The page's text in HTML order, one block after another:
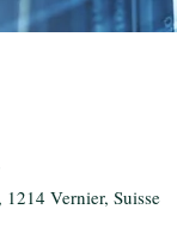
Vernier, Suisse